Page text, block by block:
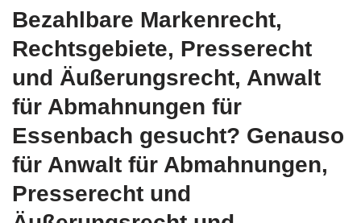
Bezahlbare Markenrecht,
Rechtsgebiete, Presserecht
und Äußerungsrecht, Anwalt
für Abmahnungen für
Essenbach gesucht? Genauso
für Anwalt für Abmahnungen,
Presserecht und